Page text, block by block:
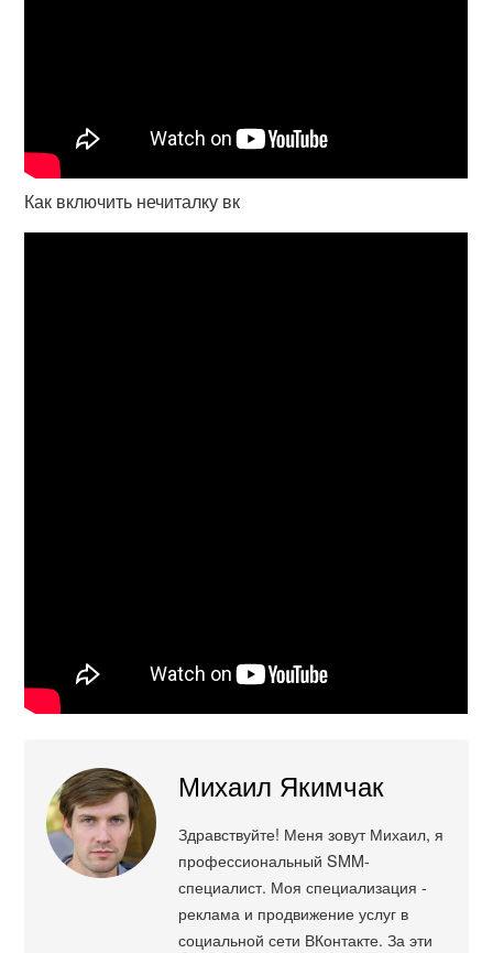
Как включить нечиталку вк
Михаил Якимчак
Здравствуйте! Меня зовут Михаил, я
профессиональный SMM-
специалист. Моя специализация -
реклама и продвижение услуг в
социальной сети ВКонтакте. За эти